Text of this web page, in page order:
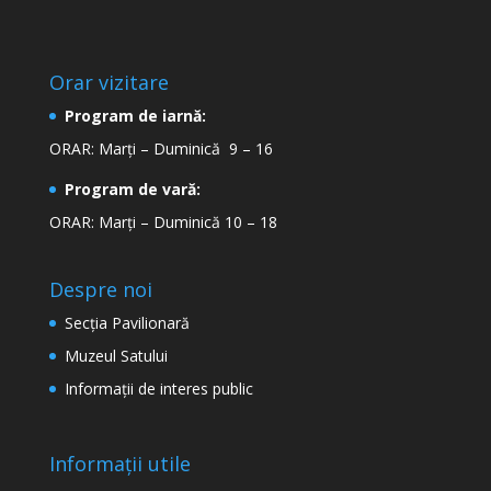
Orar vizitare
Program de iarnă:
ORAR: Marți – Duminică 9 – 16
Program de vară:
ORAR: Marți – Duminică 10 – 18
Despre noi
Secţia Pavilionară
Muzeul Satului
Informaţii de interes public
Informații utile